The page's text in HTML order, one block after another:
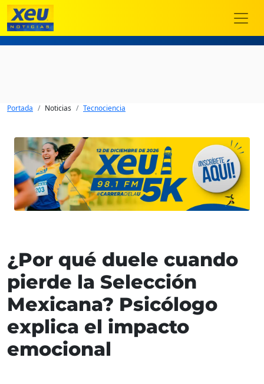
Portada Noticias Tecnociencia
¿Por qué duele cuando
pierde la Selección
Mexicana? Psicólogo
explica el impacto
emocional